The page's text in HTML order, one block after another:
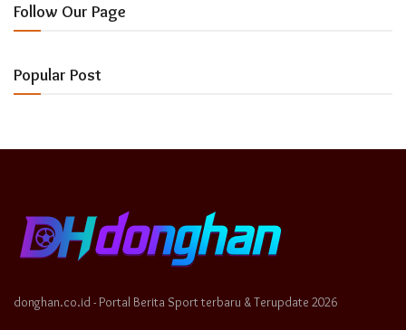
Follow Our Page
Popular Post
donghan.co.id - Portal Berita Sport terbaru & Terupdate 2026